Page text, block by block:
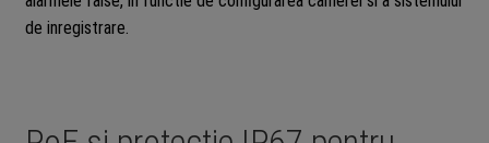
de inregistrare.